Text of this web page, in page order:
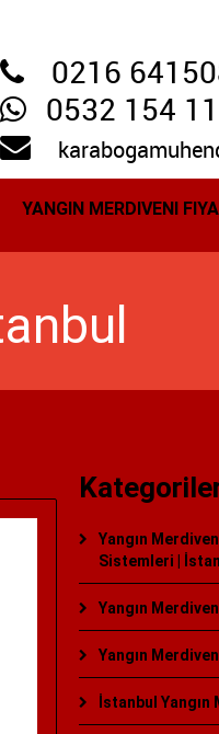
0216
0532 154
YANGIN MERDIVENI
Yangın
Sistemleri |
Yangın
Yangın
İstanbul